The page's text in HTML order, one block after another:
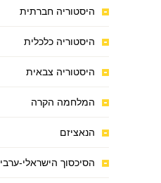
היסטוריה חברתית
היסטוריה כלכלית
היסטוריה צבאית
המלחמה הקרה
הנאציזם
הסיכסוך הישראלי-ערבי